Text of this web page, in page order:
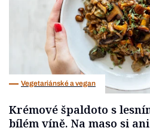
Vegetariánské a vegan
Krémové špaldoto s
bílém víně. Na maso si